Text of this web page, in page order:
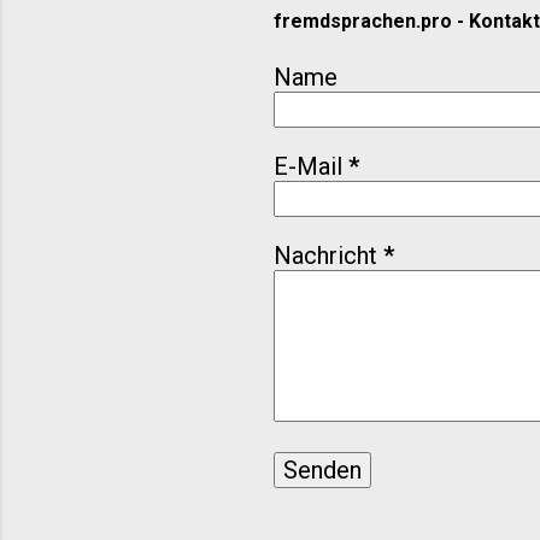
fremdsprachen.pro -
Name
E-Mail *
Nachricht *